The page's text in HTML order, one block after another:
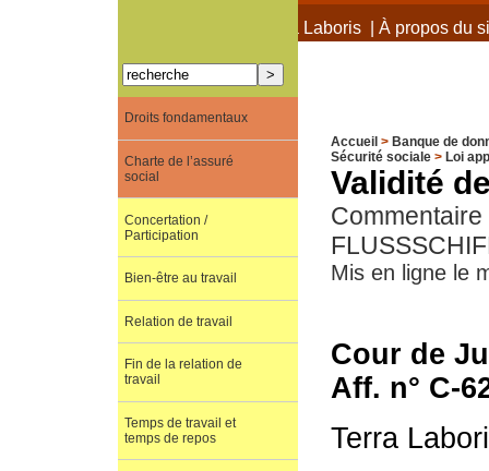
À propos de Terra Laboris| À propos du
Accueil > Banque de
Sécurité sociale> Loi
Validité
Mis en ligne le
Cour de
Aff. n° C-
Terra
Droits fondamentaux
Charte de l’assuré
social
Concertation /
Participation
Bien-être au travail
Relation de travail
Fin de la relation de
travail
Temps de travail et
temps de repos